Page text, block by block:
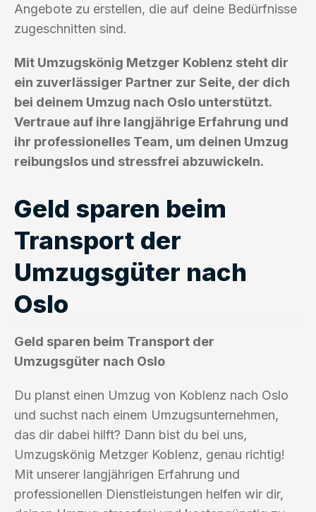
Angebote zu erstellen, die auf deine Bedürfnisse
zugeschnitten sind.
Mit Umzugskönig Metzger Koblenz steht dir
ein zuverlässiger Partner zur Seite, der dich
bei deinem Umzug nach Oslo unterstützt.
Vertraue auf ihre langjährige Erfahrung und
ihr professionelles Team, um deinen Umzug
reibungslos und stressfrei abzuwickeln.
Geld sparen beim
Transport der
Umzugsgüter nach
Oslo
Geld sparen beim Transport der
Umzugsgüter nach Oslo
Du planst einen Umzug von Koblenz nach Oslo
und suchst nach einem Umzugsunternehmen,
das dir dabei hilft? Dann bist du bei uns,
Umzugskönig Metzger Koblenz, genau richtig!
Mit unserer langjährigen Erfahrung und
professionellen Dienstleistungen helfen wir dir,